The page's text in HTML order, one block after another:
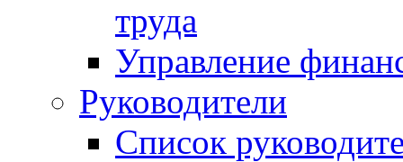
труда
Управление
Руководители
Список